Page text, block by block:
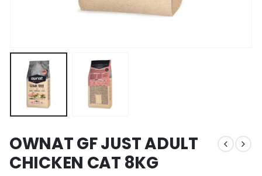
OWNAT GF JUST ADULT
CHICKEN CAT 8KG